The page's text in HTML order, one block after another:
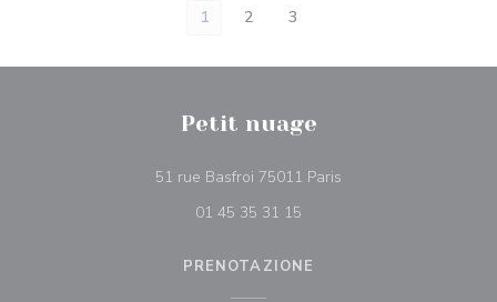
1 2 3
Petit nuage
51 rue Basfroi 75011 Paris
01 45 35 31 15
PRENOTAZIONE